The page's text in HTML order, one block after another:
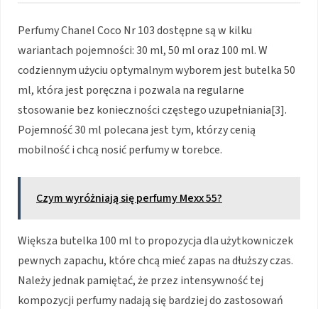
Perfumy Chanel Coco Nr 103 dostępne są w kilku
wariantach pojemności: 30 ml, 50 ml oraz 100 ml. W
codziennym użyciu optymalnym wyborem jest butelka 50
ml, która jest poręczna i pozwala na regularne
stosowanie bez konieczności częstego uzupełniania[3].
Pojemność 30 ml polecana jest tym, którzy cenią
mobilność i chcą nosić perfumy w torebce.
Czym wyróżniają się perfumy Mexx 55?
Większa butelka 100 ml to propozycja dla użytkowniczek
pewnych zapachu, które chcą mieć zapas na dłuższy czas.
Należy jednak pamiętać, że przez intensywność tej
kompozycji perfumy nadają się bardziej do zastosowań